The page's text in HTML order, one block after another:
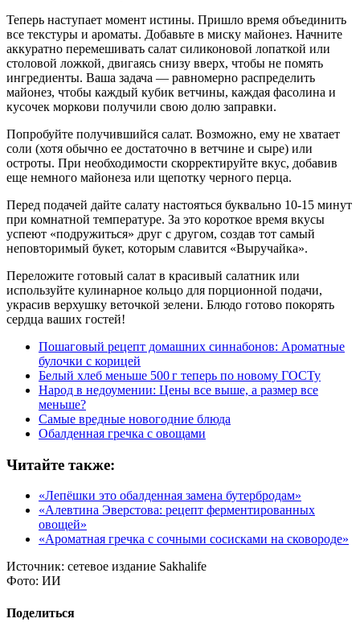
Теперь наступает момент истины. Пришло время объединить
все текстуры и ароматы. Добавьте в миску майонез. Начните
аккуратно перемешивать салат силиконовой лопаткой или
столовой ложкой, двигаясь снизу вверх, чтобы не помять
ингредиенты. Ваша задача — равномерно распределить
майонез, чтобы каждый кубик ветчины, каждая фасолина и
кусочек моркови получили свою долю заправки.
Попробуйте получившийся салат. Возможно, ему не хватает
соли (хотя обычно ее достаточно в ветчине и сыре) или
остроты. При необходимости скорректируйте вкус, добавив
еще немного майонеза или щепотку черного перца.
Перед подачей дайте салату настояться буквально 10-15 минут
при комнатной температуре. За это короткое время вкусы
успеют «подружиться» друг с другом, создав тот самый
неповторимый букет, которым славится «Выручайка».
Переложите готовый салат в красивый салатник или
используйте кулинарное кольцо для порционной подачи,
украсив верхушку веточкой зелени. Блюдо готово покорять
сердца ваших гостей!
Пошаговый рецепт домашних синнабонов: Ароматные
булочки с корицей
Белый хлеб меньше 500 г теперь по новому ГОСТу
Народ в недоумении: Цены все выше, а размер все
меньше?
Самые вредные новогодние блюда
Обалденная гречка с овощами
Читайте также:
«Лепёшки это обалденная замена бутербродам»
«Алевтина Эверстова: рецепт ферментированных
овощей»
«Ароматная гречка с сочными сосисками на сковороде»
Источник: сетевое издание Sakhalife
Фото: ИИ
Поделиться